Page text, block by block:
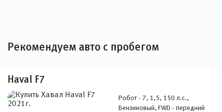
Рекомендуем авто с пробегом
Haval F7
Робот - 7, 1,5, 150 л.с.,
Бензиновый, FWD - передний